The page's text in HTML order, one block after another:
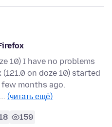
10) I have no problems
on doze 10) started
months ago.
(читать ещё)
159